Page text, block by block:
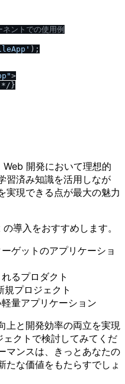
ネントでの使用例
);
>
*/ }
開発において理想的
習済み知識を活用しなが
実現できる点が最大の魅力
導入をおすすめします。
ゲットのアプリケーショ
るプロダクト
プロジェクト
量アプリケーション
上と開発効率の両立を実現
クトで検討してみてくだ
マンスは、きっとあなたの
たな価値をもたらすでしょ